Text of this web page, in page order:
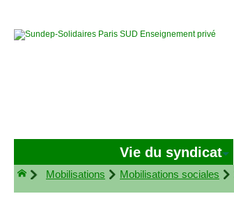
Vie du syndicat
Mobilisations Mobilisations sociales